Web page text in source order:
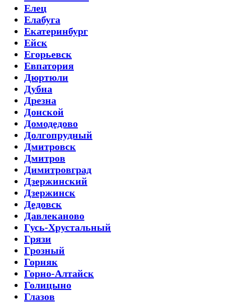
Елец
Елабуга
Екатеринбург
Ейск
Егорьевск
Евпатория
Дюртюли
Дубна
Дрезна
Донской
Домодедово
Долгопрудный
Дмитровск
Дмитров
Димитровград
Дзержинский
Дзержинск
Дедовск
Давлеканово
Гусь-Хрустальный
Грязи
Грозный
Горняк
Горно-Алтайск
Голицыно
Глазов